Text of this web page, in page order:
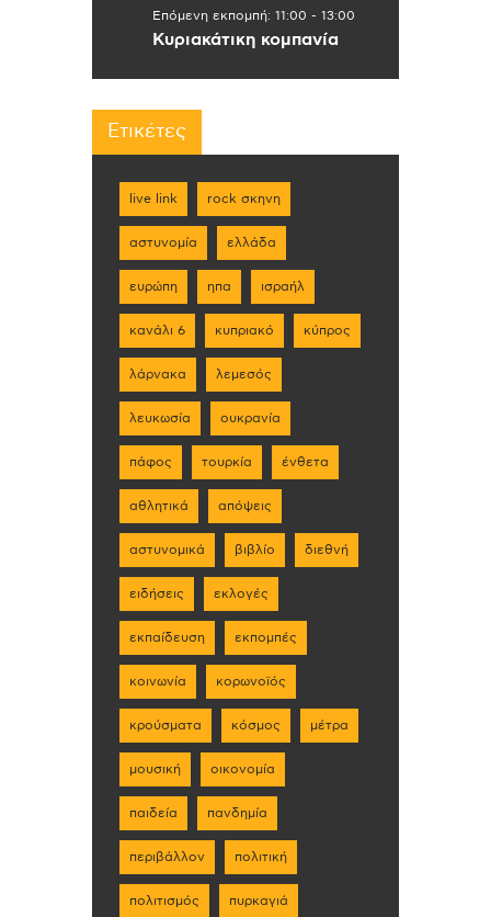
Επόμενη εκπομπή: 11:00 - 13:00
Κυριακάτικη κομπανία
Ετικέτες
live link rock σκηνη
αστυνομία ελλάδα
ευρώπη ηπα ισραήλ
κανάλι 6 κυπριακό κύπρος
λάρνακα λεμεσός
λευκωσία ουκρανία
πάφος τουρκία ένθετα
αθλητικά απόψεις
αστυνομικά βιβλίο διεθνή
ειδήσεις εκλογές
εκπαίδευση εκπομπές
κοινωνία κορωνοϊός
κρούσματα κόσμος μέτρα
μουσική οικονομία
παιδεία πανδημία
περιβάλλον πολιτική
πολιτισμός πυρκαγιά